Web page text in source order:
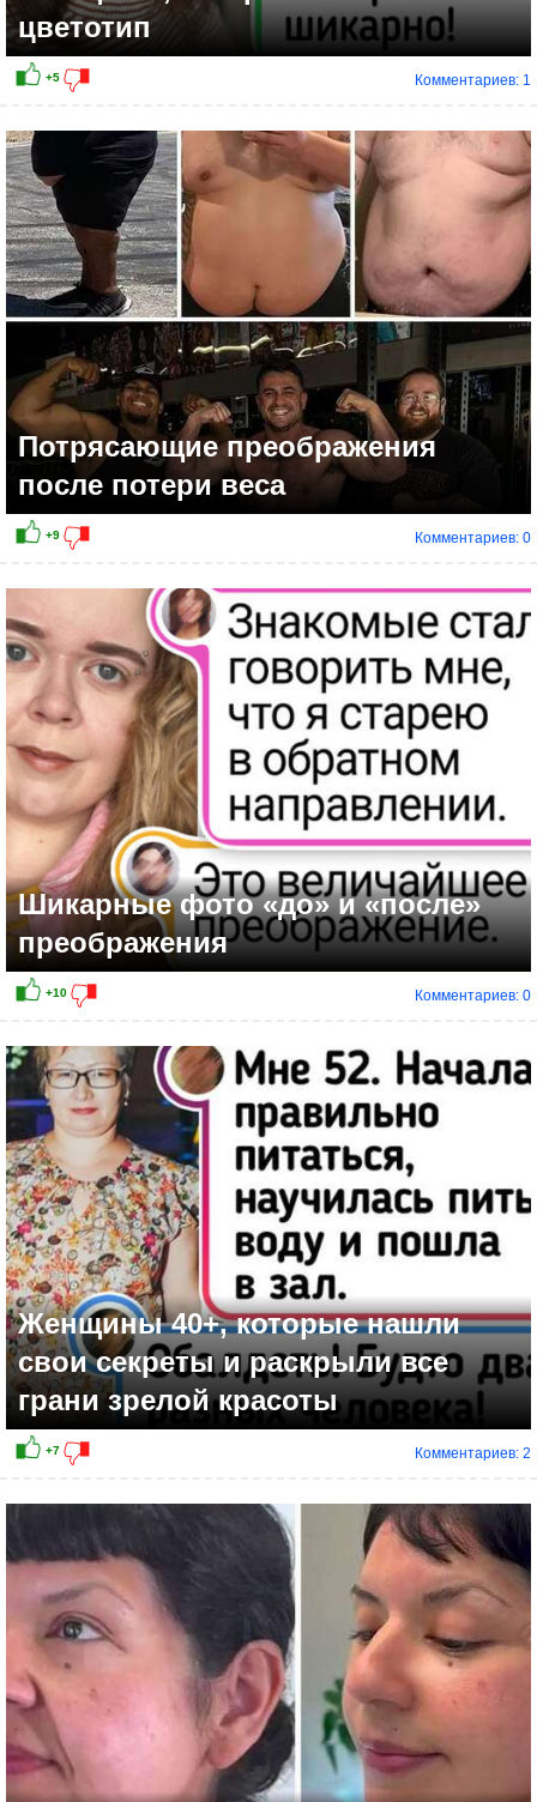
+12
цветотип
+5
Комментариев: 1
Потрясающие преображения
после потери веса
Комментариев: 0
Шикарные фото «до» и «после»
преображения
Комментариев: 0
Женщины 40+, которые нашли
свои секреты и раскрыли все
грани зрелой красоты
Комментариев: 2